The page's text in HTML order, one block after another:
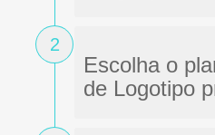
2
Escolha o
de Logotipo